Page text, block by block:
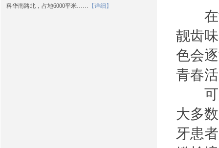
在世
靓齿
色会
青春
可是
大多
牙患
科华南路北，占地6000平米…… 【详细】